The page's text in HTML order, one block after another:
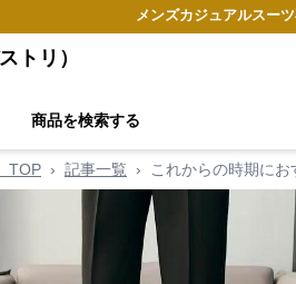
メンズカジュアルスー
商品を検索する
TOP › 記事一覧 › これからの時期に